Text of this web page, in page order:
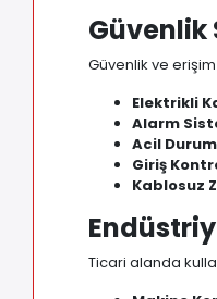
Güvenlik
Güvenlik ve
Elektrikli
Alarm
Acil
Giriş
Kablosuz
Ticari alanda